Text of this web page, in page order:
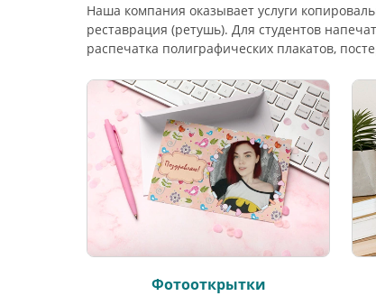
Наша компания оказывает услуги
реставрация (ретушь). Для студентов
распечатка полиграфических плакатов,
Фотооткрытки